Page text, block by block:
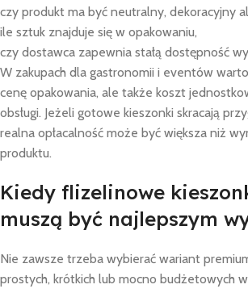
czy produkt ma być neutralny, dekoracyjny
ile sztuk znajduje się w opakowaniu,
czy dostawca zapewnia stałą dostępność
W zakupach dla gastronomii i eventów
cenę opakowania, ale także koszt
obsługi. Jeżeli gotowe kieszonki skracają
realna opłacalność może być większa niż
produktu.
Kiedy flizelinowe
muszą być najlepszym
Nie zawsze trzeba wybierać wariant
prostych, krótkich lub mocno budżetowych